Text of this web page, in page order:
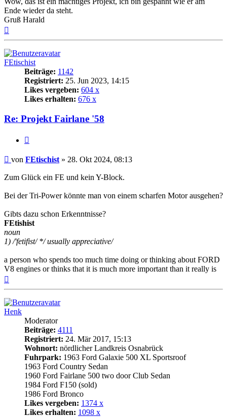
Ende wieder da steht.
Gruß Harald
FEtischist
Beiträge: 1142
Registriert: 25. Jun 2023, 14:15
Likes vergeben: 604 x
Likes erhalten: 676 x
Re: Projekt Fairlane '58
Beitrag
von FEtischist » 28. Okt 2024, 08:13
Zum Glück ein FE und kein Y-Block.
Bei der Tri-Power könnte man von einem scharfen Motor ausgehen?
Gibts dazu schon Erkenntnisse?
FEtishist
noun
1) /'fetifist/ */ usually appreciative/
a person who spends too much time doing or thinking about FORD
V8 engines or thinks that it is much more important than it really is
Henk
Moderator
Beiträge: 4111
Registriert: 24. Mär 2017, 15:13
Wohnort: nördlicher Landkreis Osnabrück
Fuhrpark: 1963 Ford Galaxie 500 XL Sportsroof
1963 Ford Country Sedan
1960 Ford Fairlane 500 two door Club Sedan
1984 Ford F150 (sold)
1986 Ford Bronco
Likes vergeben: 1374 x
Likes erhalten: 1098 x